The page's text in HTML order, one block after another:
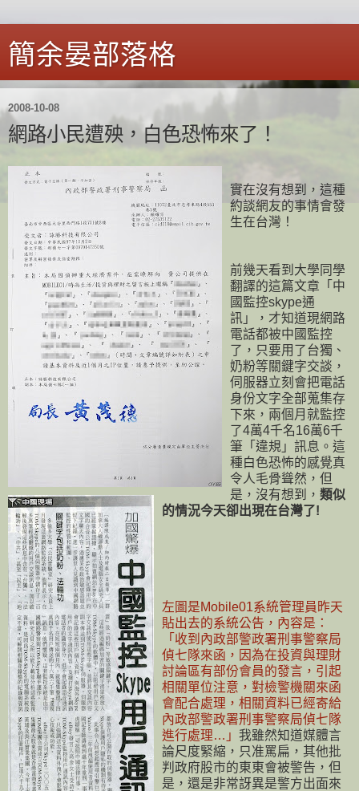
簡余晏部落格
2008-10-08
網路小民遭殃，白色恐怖來了！
實在沒有想到，這種
約談網友的事情會發
生在台灣！
前幾天看到大學同學
翻譯的這篇文章「中
國監控skype通
訊」，才知道現網路
電話都被中國監控
了，只要用了台獨、
奶粉等關鍵字交談，
伺服器立刻會把電話
身份文字全部蒐集存
下來，兩個月就監控
了4萬4千名16萬6千
筆「違規」訊息。這
種白色恐怖的感覺真
令人毛骨聳然，但
是，沒有想到， 類似
的情況今天卻出現在台灣了!
左圖是Mobile01系統管理員昨天
貼出去的系統公告，內容是：
「收到內政部警政署刑事警察局
偵七隊來函，因為在投資與理財
討論區有部份會員的發言，引起
相關單位注意，對檢警機關來函
會配合處理，相關資料已經寄給
內政部警政署刑事警察局偵七隊
進行處理…」 我雖然知道媒體言
論尺度緊縮，只准罵扁，其他批
判政府股市的東東會被警告，但
是，還是非常訝異是警方出面來